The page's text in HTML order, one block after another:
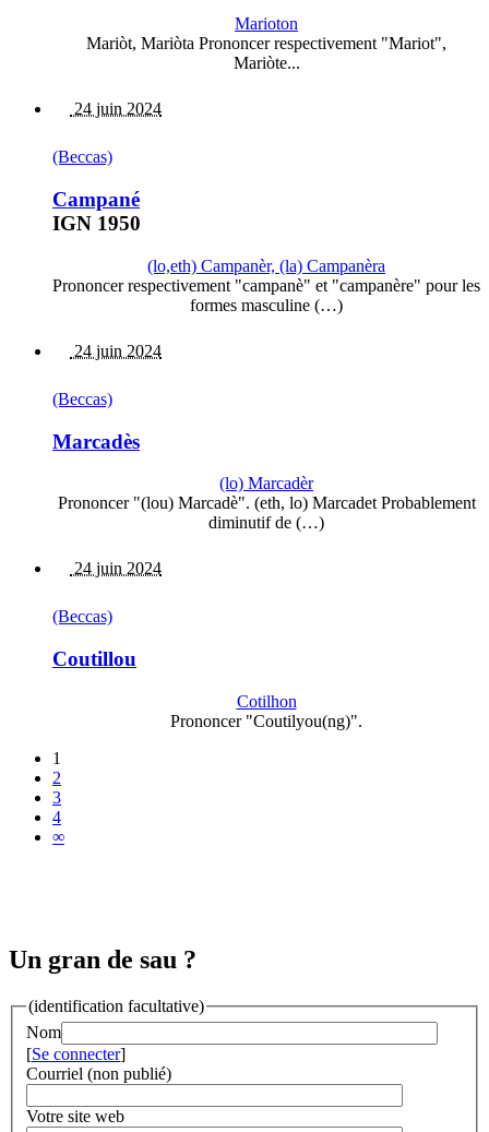
Marioton
Mariòt, Mariòta Prononcer respectivement "Mariot",
Mariòte...
24 juin 2024
(Beccas)
Campané
IGN 1950
(lo,eth) Campanèr, (la) Campanèra
Prononcer respectivement "campanè" et "campanère" pour les
formes masculine (…)
24 juin 2024
(Beccas)
Marcadès
(lo) Marcadèr
Prononcer "(lou) Marcadè". (eth, lo) Marcadet Probablement
diminutif de (…)
24 juin 2024
(Beccas)
Coutillou
Cotilhon
Prononcer "Coutilyou(ng)".
1
2
3
4
∞
Un gran de sau ?
(identification facultative)
Nom
[Se connecter]
Courriel (non publié)
Votre site web